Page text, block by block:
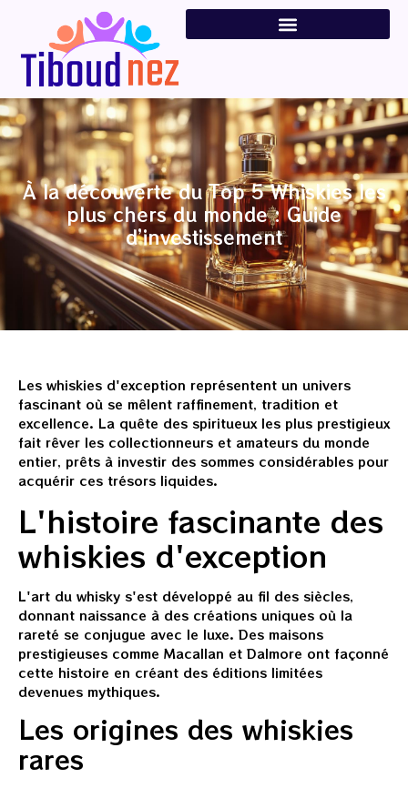
À la découverte du Top 5 Whiskies les
plus chers du monde : Guide
d’investissement
Les whiskies d'exception représentent un univers
fascinant où se mêlent raffinement, tradition et
excellence. La quête des spiritueux les plus prestigieux
fait rêver les collectionneurs et amateurs du monde
entier, prêts à investir des sommes considérables pour
acquérir ces trésors liquides.
L'histoire fascinante des
whiskies d'exception
L'art du whisky s'est développé au fil des siècles,
donnant naissance à des créations uniques où la
rareté se conjugue avec le luxe. Des maisons
prestigieuses comme Macallan et Dalmore ont façonné
cette histoire en créant des éditions limitées
devenues mythiques.
Les origines des whiskies
rares